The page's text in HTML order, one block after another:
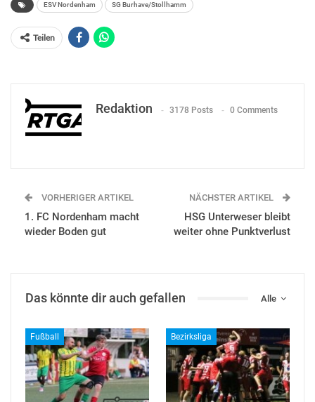
ESV Nordenham SG Burhave/Stollhamm
Teilen
Redaktion 3178 Posts 0 Comments
VORHERIGER ARTIKEL
1. FC Nordenham macht
wieder Boden gut
NÄCHSTER ARTIKEL
HSG Unterweser bleibt
weiter ohne Punktverlust
Alle
Das könnte dir auch gefallen
Fußball Bezirksliga